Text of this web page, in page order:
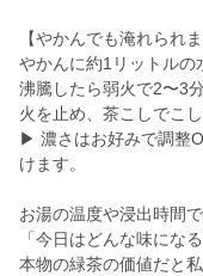
【やかんでも淹れられ
やかんに約1リットルの
沸騰したら弱火で2〜3
火を止め、茶こしでこ
▶ 濃さはお好みで調整
けます。
お湯の温度や浸出時間
「今日はどんな味にな
本物の緑茶の価値だと私